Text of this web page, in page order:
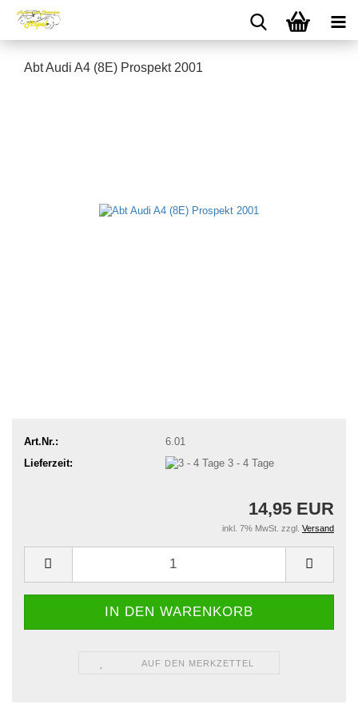
Abt Audi A4 (8E) Prospekt 2001
Art.Nr.:
6.01
Lieferzeit:
3 - 4 Tage
14,95 EUR
inkl. 7% MwSt. zzgl. Versand
AUF DEN MERKZETTEL